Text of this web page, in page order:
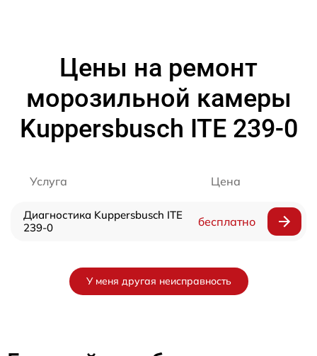
Цены на ремонт
морозильной камеры
Kuppersbusch ITE 239-0
Услуга Цена
Диагностика Kuppersbusch ITE
239-0
бесплатно
У меня другая неисправность